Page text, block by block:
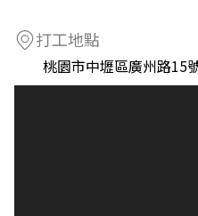
打工地點
桃園市中壢區廣州路15